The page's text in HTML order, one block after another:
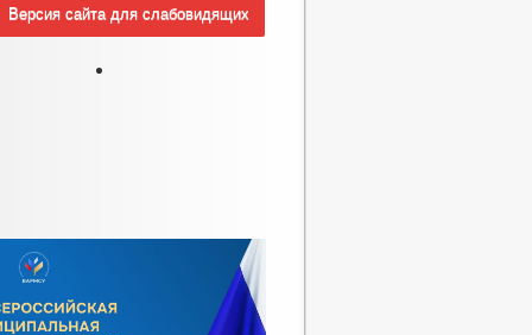
Версия сайта для слабовидящих